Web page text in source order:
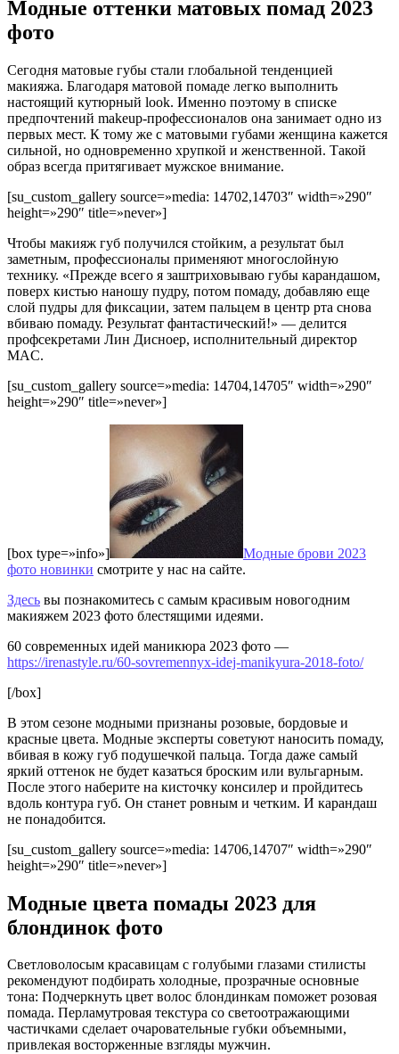
Модные оттенки матовых помад 2023
фото
Сегодня матовые губы стали глобальной тенденцией
макияжа. Благодаря матовой помаде легко выполнить
настоящий кутюрный look. Именно поэтому в списке
предпочтений makeup-профессионалов она занимает одно из
первых мест. К тому же с матовыми губами женщина кажется
сильной, но одновременно хрупкой и женственной. Такой
образ всегда притягивает мужское внимание.
[su_custom_gallery source=»media: 14702,14703″ width=»290″
height=»290″ title=»never»]
Чтобы макияж губ получился стойким, а результат был
заметным, профессионалы применяют многослойную
технику. «Прежде всего я заштриховываю губы карандашом,
поверх кистью наношу пудру, потом помаду, добавляю еще
слой пудры для фиксации, затем пальцем в центр рта снова
вбиваю помаду. Результат фантастический!» — делится
профсекретами Лин Дисноер, исполнительный директор
MAC.
[su_custom_gallery source=»media: 14704,14705″ width=»290″
height=»290″ title=»never»]
[box type=»info»]
Модные брови 2023
фото новинки смотрите у нас на сайте.
Здесь вы познакомитесь с самым красивым новогодним
макияжем 2023 фото блестящими идеями.
60 современных идей маникюра 2023 фото —
https://irenastyle.ru/60-sovremennyx-idej-manikyura-2018-foto/
[/box]
В этом сезоне модными признаны розовые, бордовые и
красные цвета. Модные эксперты советуют наносить помаду,
вбивая в кожу губ подушечкой пальца. Тогда даже самый
яркий оттенок не будет казаться броским или вульгарным.
После этого наберите на кисточку консилер и пройдитесь
вдоль контура губ. Он станет ровным и четким. И карандаш
не понадобится.
[su_custom_gallery source=»media: 14706,14707″ width=»290″
height=»290″ title=»never»]
Модные цвета помады 2023 для
блондинок фото
Светловолосым красавицам с голубыми глазами стилисты
рекомендуют подбирать холодные, прозрачные основные
тона: Подчеркнуть цвет волос блондинкам поможет розовая
помада. Перламутровая текстура со светоотражающими
частичками сделает очаровательные губки объемными,
привлекая восторженные взгляды мужчин.